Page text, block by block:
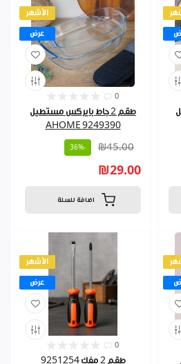
الأشهر
عرض
0
طقم 2 جاط بايركس مستطيل
AHOME 9249390
₪45.00
-36%
₪29.00
اضافة للسلة
الأشهر
عرض
0
طقم 2 مفك 9251254